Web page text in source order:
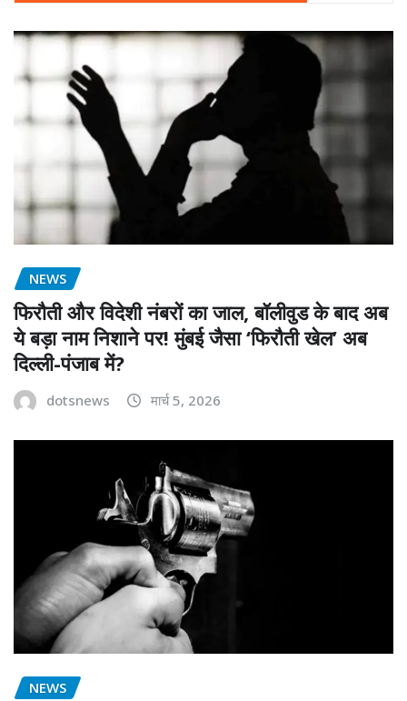
NEWS
फिरौती और विदेशी नंबरों का जाल, बॉलीवुड के बाद अब
ये बड़ा नाम निशाने पर! मुंबई जैसा ‘फिरौती खेल’ अब
दिल्ली-पंजाब में?
dotsnews मार्च 5, 2026
NEWS